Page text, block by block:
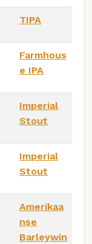
TIPA
Farmhous
e IPA
Imperial
Stout
Imperial
Stout
Amerikaa
nse
Barleywin